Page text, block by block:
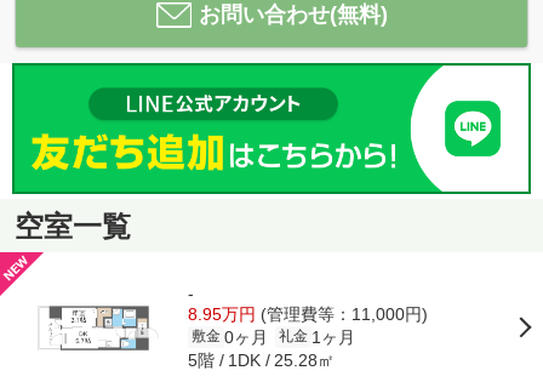
お問い合わせ(無料)
空室一覧
-
8.95万円 (管理費等：11,000円)
敷金 0ヶ月 礼金 1ヶ月
5階 1DK 25.28㎡